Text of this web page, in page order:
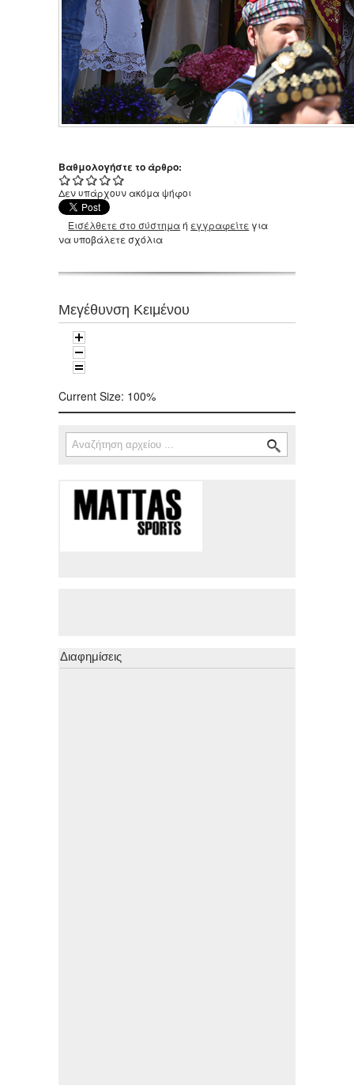
Βαθμολογήστε το άρθρο:
Δεν υπάρχουν ακόμα ψήφοι
Εισέλθετε στο σύστημαή εγγραφείτε για
να υποβάλετε σχόλια
Μεγέθυνση Κειμένου
Current Size: 100%
Φόρμα αναζήτησης
Αναζήτηση
Διαφημίσεις